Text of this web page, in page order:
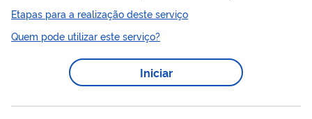
importação de medicamentos de forma regular no país. A lista
de assuntos de petição relacionados a esse serviço está
disponível neste link .
Etapas para a realização deste serviço
Quem pode utilizar este serviço?
Iniciar